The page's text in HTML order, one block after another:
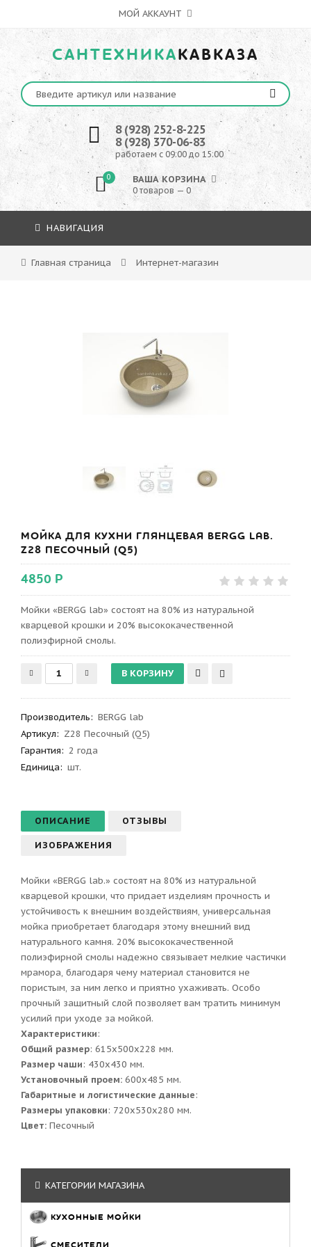
МОЙ АККАУНТ
САНТЕХНИКАКАВКАЗА
8 (928) 252-8-225
8 (928) 370-06-83
работаем с 09:00 до 15:00
0 ВАША КОРЗИНА
0 товаров — 0
НАВИГАЦИЯ
Главная страница Интернет-магазин
МОЙКА ДЛЯ КУХНИ ГЛЯНЦЕВАЯ BERGG LAB.
Z28 ПЕСОЧНЫЙ (Q5)
4850 Р
Мойки «BERGG lab» состоят на 80% из натуральной
кварцевой крошки и 20% высококачественной
полиэфирной смолы.
Производитель: BERGG lab
Артикул: Z28 Песочный (Q5)
Гарантия: 2 года
Единица: шт.
ОПИСАНИЕ ОТЗЫВЫ
ИЗОБРАЖЕНИЯ
Мойки «BERGG lab.» состоят на 80% из натуральной
кварцевой крошки, что придает изделиям прочность и
устойчивость к внешним воздействиям, универсальная
мойка приобретает благодаря этому внешний вид
натурального камня. 20% высококачественной
полиэфирной смолы надежно связывает мелкие частички
мрамора, благодаря чему материал становится не
пористым, за ним легко и приятно ухаживать. Особо
прочный защитный слой позволяет вам тратить минимум
усилий при уходе за мойкой.
Характеристики:
Общий размер: 615x500x228 мм.
Размер чаши: 430x430 мм.
Установочный проем: 600x485 мм.
Габаритные и логистические данные:
Размеры упаковки: 720x530x280 мм.
Цвет: Песочный
КАТЕГОРИИ МАГАЗИНА
КУХОННЫЕ МОЙКИ